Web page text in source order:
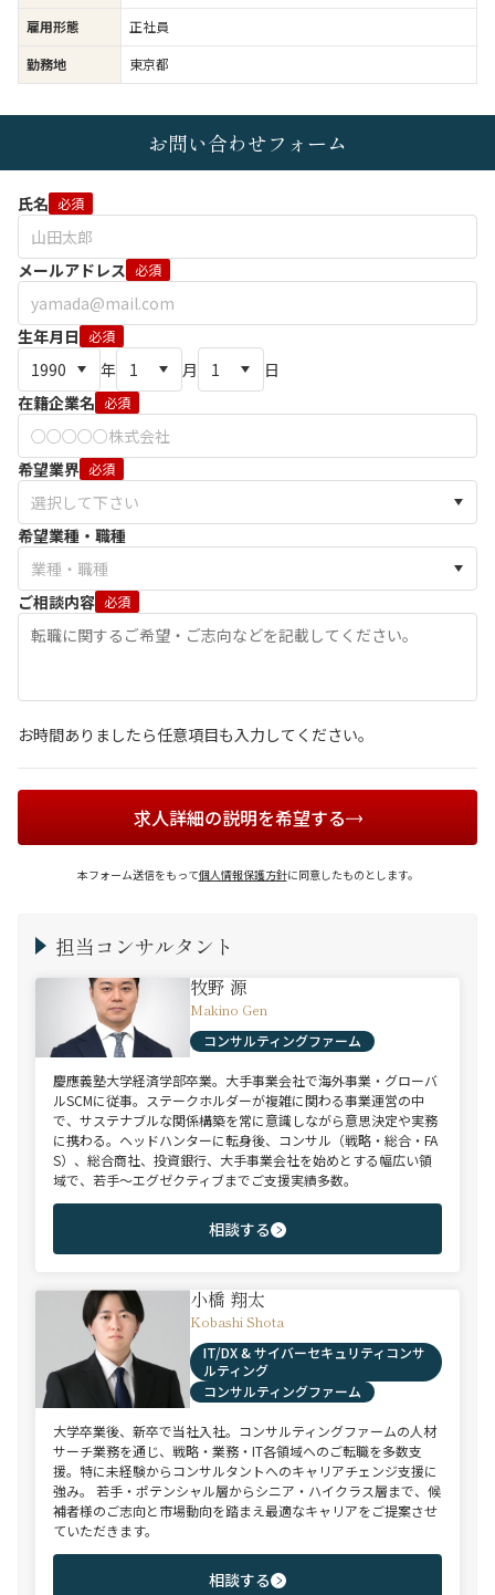
雇用形態
正社員
勤務地
東京都
お問い合わせフォーム
氏名 必須
メールアドレス 必須
生年月日 必須
年 月
日
在籍企業名 必須
希望業界 必須
希望業種・職種
ご相談内容 必須
お時間ありましたら任意項目も入力してください。
求人詳細の説明を希望する
本フォーム送信をもって個人情報保護方針に同意したものとします。
担当コンサルタント
牧野 源
Makino Gen
コンサルティングファーム
慶應義塾大学経済学部卒業。大手事業会社で海外事業・グローバ
ルSCMに従事。ステークホルダーが複雑に関わる事業運営の中
で、サステナブルな関係構築を常に意識しながら意思決定や実務
に携わる。ヘッドハンターに転身後、コンサル（戦略・総合・FA
S）、総合商社、投資銀行、大手事業会社を始めとする幅広い領
域で、若手～エグゼクティブまでご支援実績多数。
相談する
小橋 翔太
Kobashi Shota
IT/DX & サイバーセキュリティコンサ
ルティング
コンサルティングファーム
大学卒業後、新卒で当社入社。コンサルティングファームの人材
サーチ業務を通じ、戦略・業務・IT各領域へのご転職を多数支
援。特に未経験からコンサルタントへのキャリアチェンジ支援に
強み。 若手・ポテンシャル層からシニア・ハイクラス層まで、候
補者様のご志向と市場動向を踏まえ最適なキャリアをご提案させ
ていただきます。
相談する